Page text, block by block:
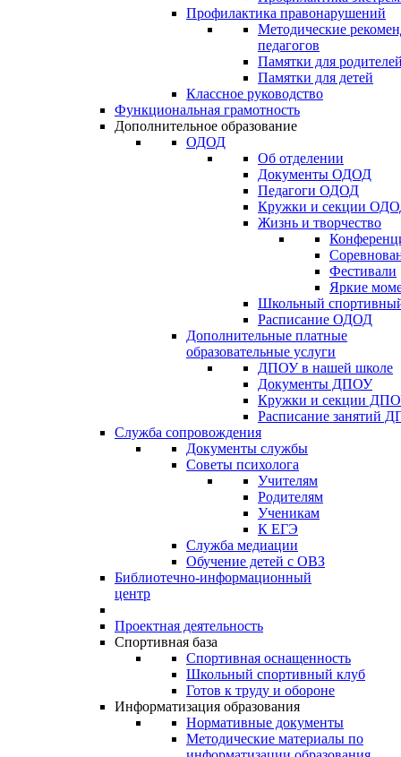
Профилактика правонарушений
Методические
педагогов
Памятки для
Памятки для детей
Классное руководство
Функциональная грамотность
Дополнительное образование
ОДОД
Об отделении
Документы ОДОД
Педагоги ОДОД
Кружки и секции
Жизнь и творчество
Фестивали
Яркие
Школьный
Расписание ОДОД
Дополнительные платные
образовательные услуги
ДПОУ в нашей школе
Документы ДПОУ
Кружки и секции
Расписание занятий
Служба сопровождения
Документы службы
Советы психолога
Учителям
Родителям
Ученикам
К ЕГЭ
Служба медиации
Обучение детей с ОВЗ
Библиотечно-информационный
центр
Проектная деятельность
Спортивная база
Спортивная оснащенность
Школьный спортивный клуб
Готов к труду и обороне
Информатизация образования
Нормативные документы
Методические материалы по